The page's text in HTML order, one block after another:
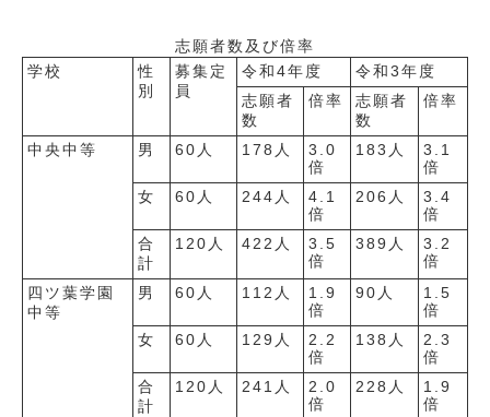
志願者数及び倍率
学校
性
別
募集定
員
令和4年度
令和3年度
志願者
数
倍率
志願者
数
倍率
中央中等 男 60人 178人
3.0
倍
183人
3.1
倍
女
60人 244人
4.1
倍
206人
3.4
倍
合
計
120人 422人
3.5
倍
389人
3.2
倍
四ツ葉学園
中等
男 60人 112人
1.9
倍
90人
1.5
倍
女
60人 129人
2.2
倍
138人
2.3
倍
合
計
120人 241人
2.0
倍
228人
1.9
倍